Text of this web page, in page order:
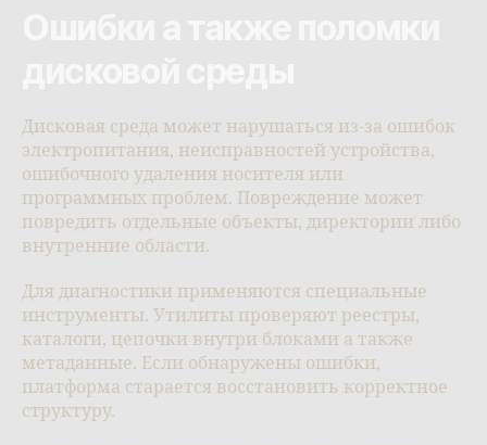
Дисковая среда может нарушаться из-за ошибок
электропитания, неисправностей устройства,
ошибочного удаления носителя или
программных проблем. Повреждение может
повредить отдельные объекты, директории либо
внутренние области.
Для диагностики применяются специальные
инструменты. Утилиты проверяют реестры,
каталоги, цепочки внутри блоками а также
метаданные. Если обнаружены ошибки,
платформа старается восстановить корректное
структуру.